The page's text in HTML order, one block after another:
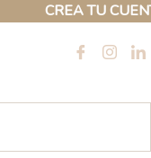
CREA TU